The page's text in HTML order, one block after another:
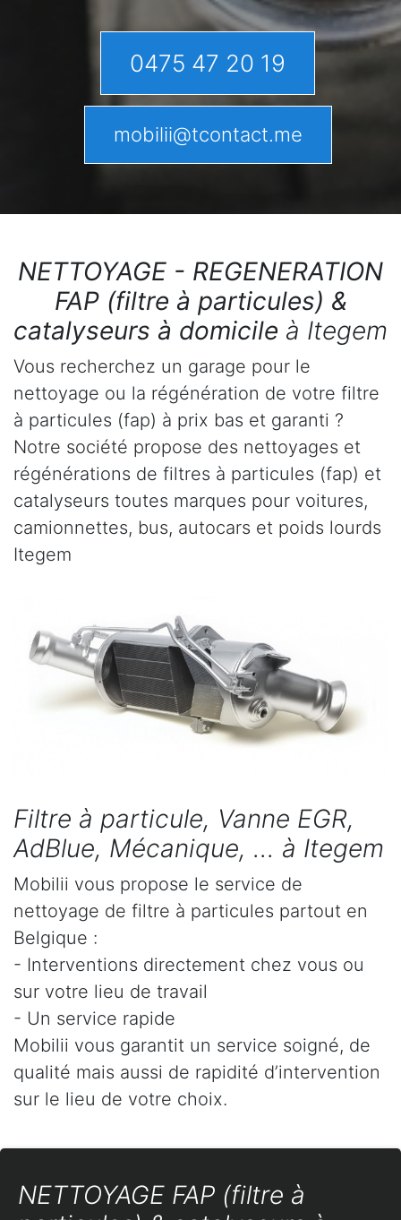
0475 47 20 19
mobilii@tcontact.me
NETTOYAGE - REGENERATION
FAP (filtre à particules) &
catalyseurs à domicile à Itegem
Vous recherchez un garage pour le
nettoyage ou la régénération de votre filtre
à particules (fap) à prix bas et garanti ?
Notre société propose des nettoyages et
régénérations de filtres à particules (fap) et
catalyseurs toutes marques pour voitures,
camionnettes, bus, autocars et poids lourds
Itegem
Filtre à particule, Vanne EGR,
AdBlue, Mécanique, ... à Itegem
Mobilii vous propose le service de
nettoyage de filtre à particules partout en
Belgique :
- Interventions directement chez vous ou
sur votre lieu de travail
- Un service rapide
Mobilii vous garantit un service soigné, de
qualité mais aussi de rapidité d’intervention
sur le lieu de votre choix.
NETTOYAGE FAP (filtre à